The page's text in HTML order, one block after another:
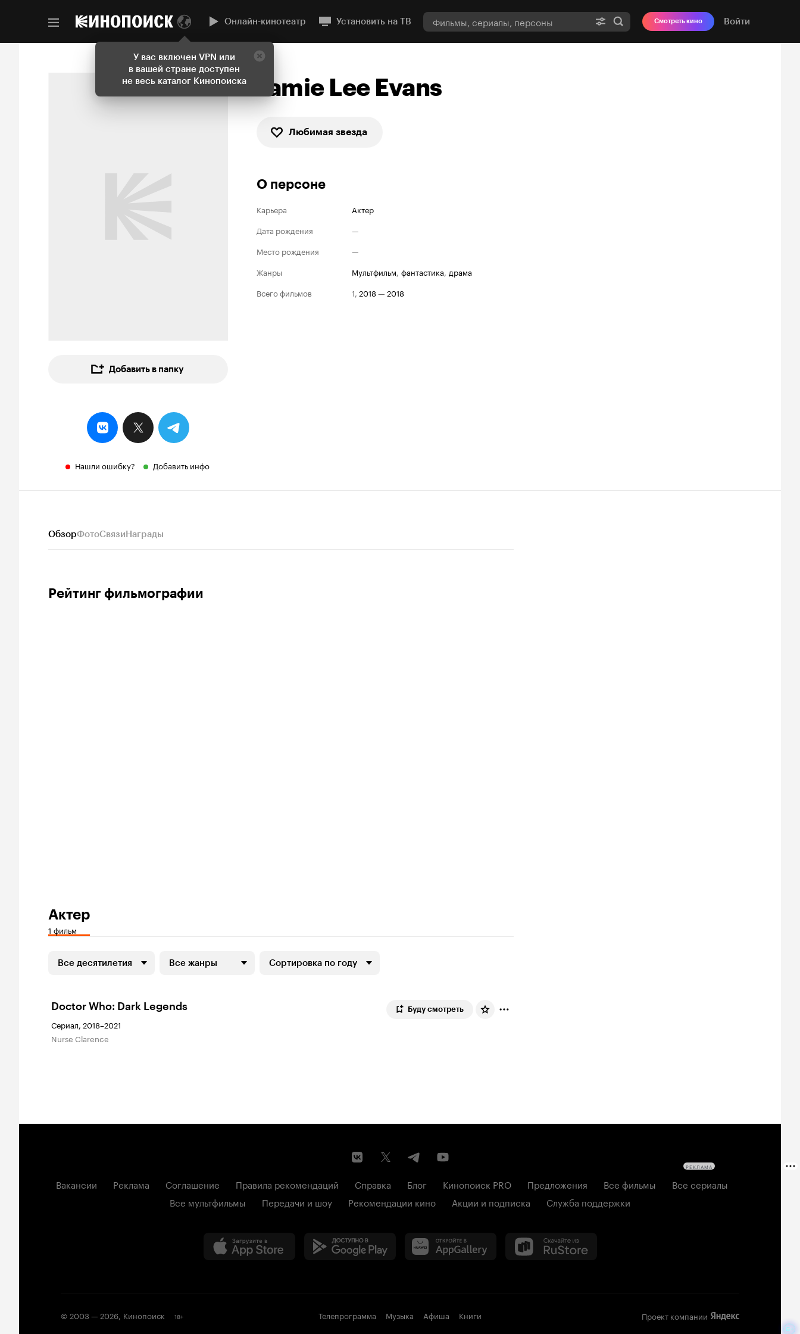
У вас включен VPN или
в вашей стране доступен
не весь каталог Кинопоиска
Онлайн-кинотеатр Установить на ТВ Смотреть кино Войти
Добавить в папку
Нашли ошибку? Добавить инфо
Jamie Lee Evans
Любимая звезда
О персоне
Карьера
Актер
Дата рождения
—
Место рождения
—
Жанры
мультфильм, фантастика, драма
Всего фильмов
1, 2018— 2018
ОбзорФотоСвязиНаграды
Рейтинг фильмографии
Актер
1 фильм
Все десятилетия Все жанры Сортировка по году
Doctor Who: Dark Legends
Сериал, 2018–2021
Nurse Clarence
Буду смотреть
Вакансии Реклама Соглашение Правила рекомендаций Справка Блог Кинопоиск PRO Предложения Все фильмы
Все сериалы
Все мультфильмы
Передачи и шоу Рекомендации кино Акции и подписка Служба поддержки
© 2003 —2026, Кинопоиск 18+ Телепрограмма Музыка Афиша Книги Проект компании
РЕКЛАМА